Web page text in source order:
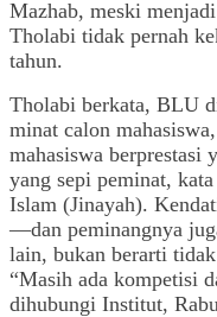
Mazhab, meski
Tholabi tidak pernah
tahun.
Tholabi berkata, BLU
minat calon
mahasiswa berprestasi
yang sepi peminat,
Islam (Jinayah).
—dan peminangnya
lain, bukan berarti
“Masih ada kompetisi
dihubungi Institut,